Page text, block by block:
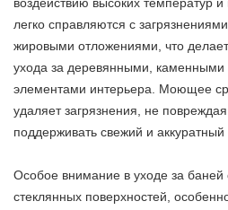
легко справляются с
жировыми отложениями, что
ухода за деревянными, каменными
элементами интерьера. Моющее
удаляет загрязнения, не
поддерживать свежий и аккуратный
Особое внимание в уходе за баней
стеклянных поверхностей,